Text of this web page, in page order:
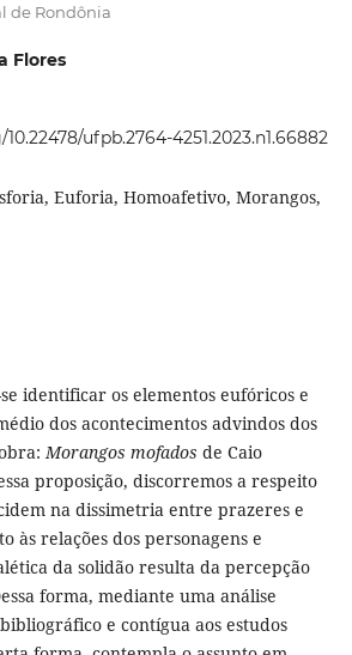
de Rondônia
Flores
ufpb.2764-4251.2023.n1.66882
Euforia, Homoafetivo, Morangos,
identificar os elementos eufóricos e
dos acontecimentos advindos dos
Morangos mofados de Caio
proposição, discorremos a respeito
na dissimetria entre prazeres e
às relações dos personagens e
da solidão resulta da percepção
forma, mediante uma análise
e contígua aos estudos